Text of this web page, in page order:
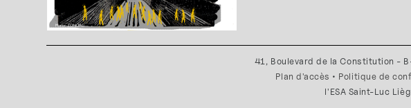
41, Boulevard de la Constitution -
Plan d'accès • Politique de
l'ESA Saint-Luc